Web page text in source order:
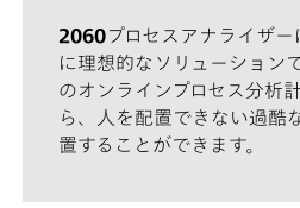
2060プロセスアナライザ
に理想的なソリューション
のオンラインプロセス分析
ら、人を配置できない過酷
置することができます。